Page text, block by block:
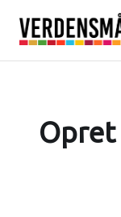
Opret